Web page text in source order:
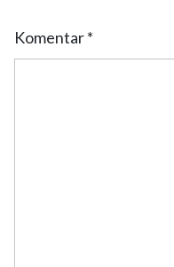
Komentar*